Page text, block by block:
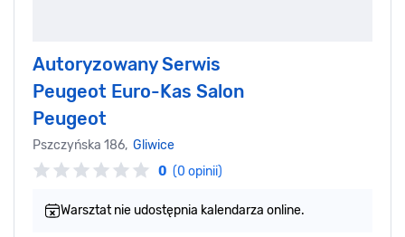
Autoryzowany Serwis
Peugeot Euro-Kas Salon
Peugeot
Pszczyńska 186, Gliwice
0 (0 opinii)
Warsztat nie udostępnia kalendarza online.